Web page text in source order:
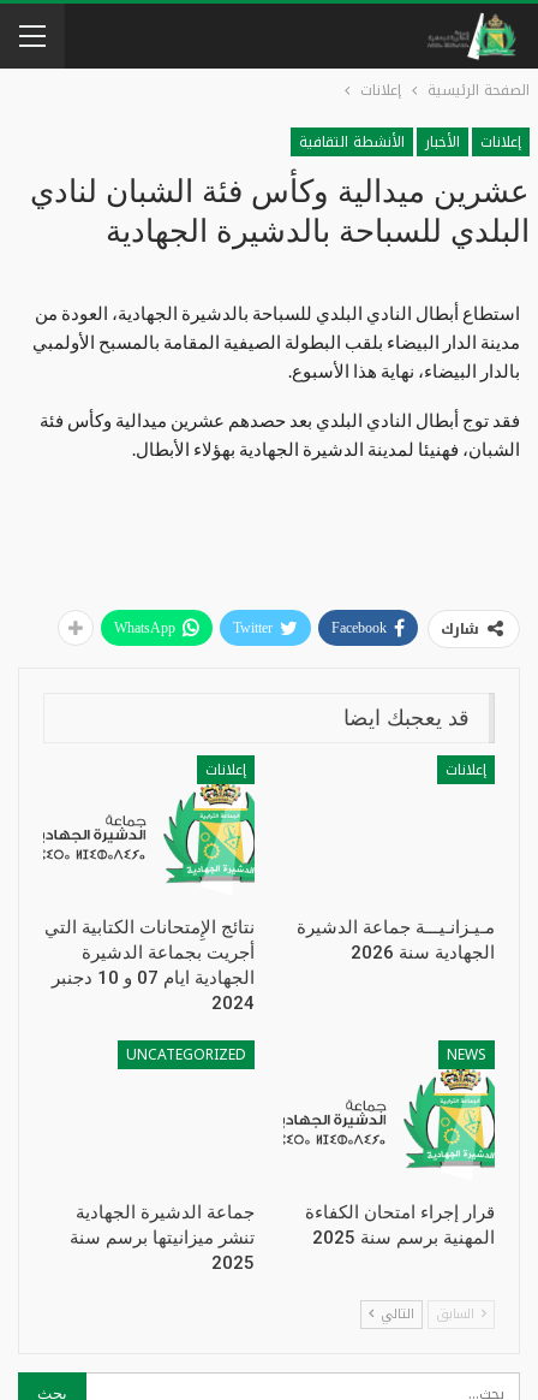
الصفحة الرئيسية
إعلانات
إعلانات
الأخبار الأنشطة التقافية
عشرين ميدالية وكأس فئة الشبان لنادي
البلدي للسباحة بالدشيرة الجهادية
استطاع أبطال النادي البلدي للسباحة بالدشيرة الجهادية، العودة من
مدينة الدار البيضاء بلقب البطولة الصيفية المقامة بالمسبح الأولمبي
بالدار البيضاء، نهاية هذا الأسبوع.
فقد توج أبطال النادي البلدي بعد حصدهم عشرين ميدالية وكأس فئة
الشبان، فهنيئا لمدينة الدشيرة الجهادية بهؤلاء الأبطال.
شارك Facebook
Twitter
WhatsApp
قد يعجبك ايضا
إعلانات
مـيـزانـيـــة جماعة الدشيرة
الجهادية سنة 2026
إعلانات
نتائج الإِمتحانات الكتابية التي
أجريت بجماعة الدشيرة
الجهادية ايام 07 و 10 دجنبر
2024
NEWS
قرار إجراء امتحان الكفاءة
المهنية برسم سنة 2025
UNCATEGORIZED
جماعة الدشيرة الجهادية
تنشر ميزانيتها برسم سنة
2025
السابق التالي